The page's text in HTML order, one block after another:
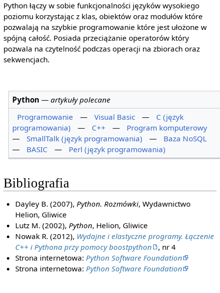
Python łączy w sobie funkcjonalności języków wysokiego
poziomu korzystając z klas, obiektów oraz modułów które
pozwalają na szybkie programowanie które jest ułożone w
spójną całość. Posiada przeciążanie operatorów który
pozwala na czytelność podczas operacji na zbiorach oraz
sekwencjach.
Python —artykuły polecane
Programowanie
— Visual Basic —
C (język
programowania)
— C++ —
Program komputerowy
—
SmallTalk (język programowania) —
Baza NoSQL
—
BASIC — Perl (język programowania)
Bibliografia
Dayley B. (2007), Python. Rozmówki, Wydawnictwo
Helion, Gliwice
Lutz M. (2002), Python, Helion, Gliwice
Nowak R. (2012), Wydajne i elastyczne programy. Łączenie
C++ i Pythona przy pomocy boostpython
, nr 4
Strona internetowa: Python Software Foundation
Strona internetowa: Python Software Foundation